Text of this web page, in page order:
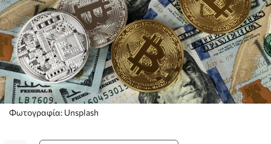
Φωτογραφία: Unsplash